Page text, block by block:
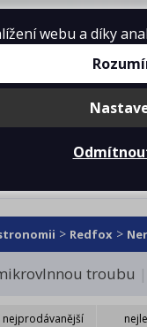
kuchyní
> Redfox >
troubu
nejprodávanější
webu a díky